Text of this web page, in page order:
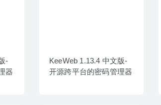
-
器
KeeWeb 1.13.4 中文版-
开源跨平台的密码管理器